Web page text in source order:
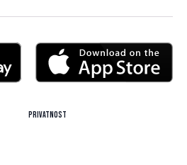
Privatnost